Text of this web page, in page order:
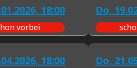
18:00
vorbei
Do,
18:00 Do,